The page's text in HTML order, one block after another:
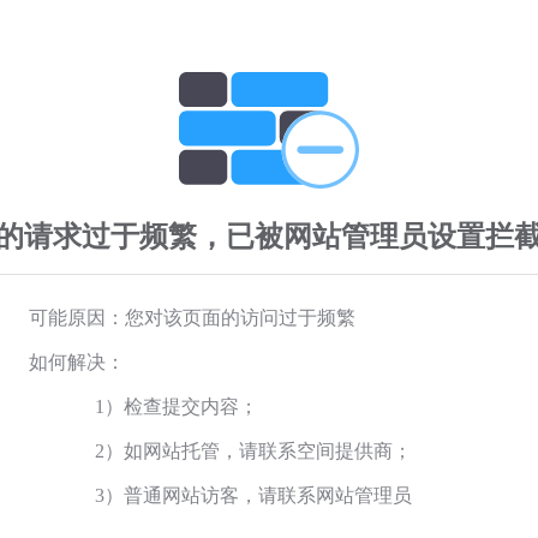
请求过于频繁，已被网站管理员设置拦
可能原因：您对该页面的访问过于频繁
如何解决：
1）检查提交内容；
2）如网站托管，请联系空间提供商；
3）普通网站访客，请联系网站管理员